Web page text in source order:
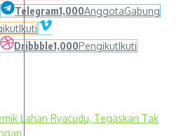
Telegram1,000AnggotaGabung
Ikuti
Dribbble1,000PengikutIkuti